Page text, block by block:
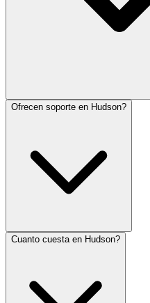
Ofrecen soporte en Hudson?
Cuanto cuesta en Hudson?